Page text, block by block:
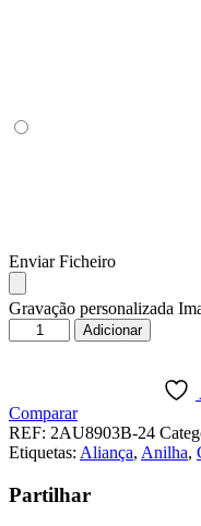
Enviar Ficheiro
Gravação personalizada
Quantidade
de
BRANCO
PASSION
GOLD
19K
ANILHA
-
Adicionar
Comparar
REF: 2AU8903B-24
Etiquetas: Aliança, Anilha,
Partilhar